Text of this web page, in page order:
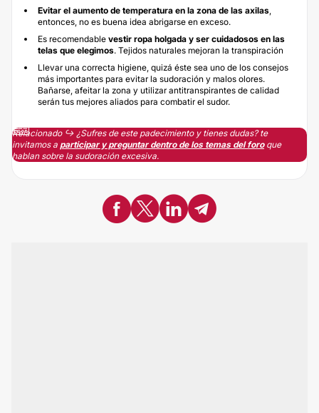
Evitar el aumento de temperatura en la zona de las axilas,
entonces, no es buena idea abrigarse en exceso.
Es recomendable vestir ropa holgada y ser cuidadosos en las
telas que elegimos. Tejidos naturales mejoran la transpiración
Llevar una correcta higiene, quizá éste sea uno de los consejos
más importantes para evitar la sudoración y malos olores.
Bañarse, afeitar la zona y utilizar antitranspirantes de calidad
serán tus mejores aliados para combatir el sudor.
Relacionado ↪️ ¿Sufres de este padecimiento y tienes dudas? te
invitamos a participar y preguntar dentro de los temas del foroque
hablan sobre la sudoración excesiva.